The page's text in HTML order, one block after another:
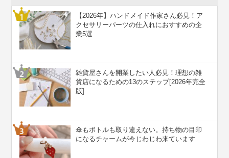
【2026年】ハンドメイド作家さん必見！ア
クセサリーパーツの仕入れにおすすめの企
業5選
雑貨屋さんを開業したい人必見！理想の雑
貨店になるための13のステップ[2026年完全
版]
傘もボトルも取り違えない。持ち物の目印
になるチャームが今じわじわ来ています